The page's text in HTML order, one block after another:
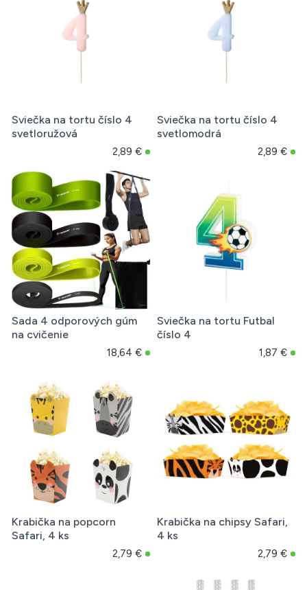
Sviečka na tortu číslo 4
svetloružová
2,89 €
Sviečka na tortu číslo 4
svetlomodrá
2,89 €
Sada 4 odporových gúm
na cvičenie
18,64 €
Sviečka na tortu Futbal
číslo 4
1,87 €
Krabička na popcorn
Safari, 4 ks
2,79 €
Krabička na chipsy Safari,
4 ks
2,79 €